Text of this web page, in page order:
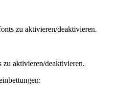
zu aktivieren/deaktivieren.
aktivieren/deaktivieren.